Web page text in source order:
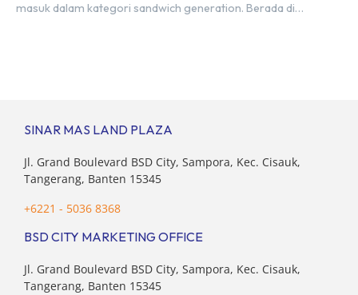
masuk dalam kategori sandwich generation. Berada di
SINAR MAS LAND PLAZA
Jl. Grand Boulevard BSD City, Sampora, Kec. Cisauk,
Tangerang, Banten 15345
+6221 - 5036 8368
BSD CITY MARKETING OFFICE
Jl. Grand Boulevard BSD City, Sampora, Kec. Cisauk,
Tangerang, Banten 15345